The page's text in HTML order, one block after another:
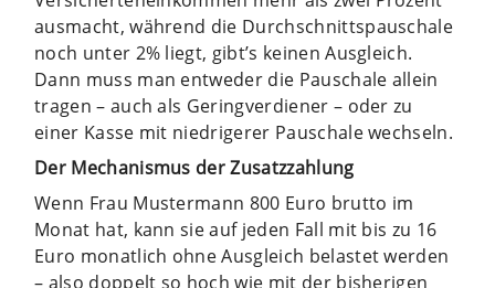
ausmacht, während die Durchschnittspauschale
noch unter 2% liegt, gibt’s keinen Ausgleich.
Dann muss man entweder die Pauschale allein
tragen – auch als Geringverdiener – oder zu
einer Kasse mit niedrigerer Pauschale wechseln.
Der Mechanismus der Zusatzzahlung
Wenn Frau Mustermann 800 Euro brutto im
Monat hat, kann sie auf jeden Fall mit bis zu 16
Euro monatlich ohne Ausgleich belastet werden
– also doppelt so hoch wie mit der bisherigen